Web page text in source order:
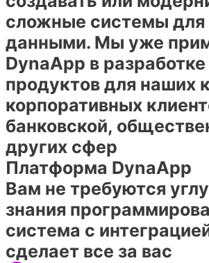
сложные системы для
данными. Мы уже
DynaApp в разработке
продуктов для наших
корпоративных
банковской,
других сфер
Платформа DynaApp
Вам не требуются
знания
система с
сделает все за вас